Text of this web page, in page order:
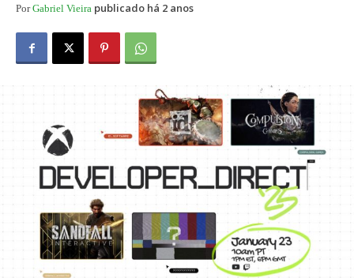
Por Gabriel Vieira publicado há 2 anos